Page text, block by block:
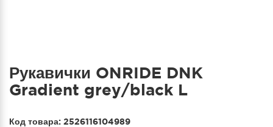
Рукавички ONRIDE DNK
Gradient grey/black L
Код товара: 2526116104989